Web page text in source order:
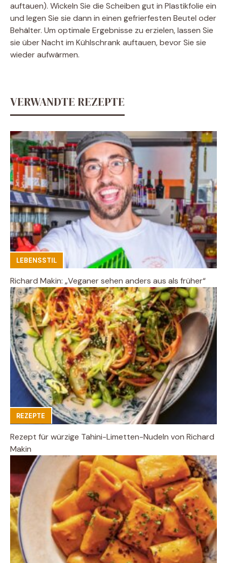
auftauen). Wickeln Sie die Scheiben gut in Plastikfolie ein
und legen Sie sie dann in einen gefrierfesten Beutel oder
Behälter. Um optimale Ergebnisse zu erzielen, lassen Sie
sie über Nacht im Kühlschrank auftauen, bevor Sie sie
wieder aufwärmen.
VERWANDTE REZEPTE
LEBENSSTIL
Richard Makin: „Veganer sehen anders aus als früher“
REZEPTE
Rezept für würzige Tahini-Limetten-Nudeln von Richard
Makin